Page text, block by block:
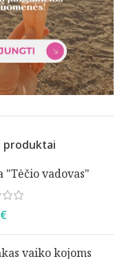
produktai
"Tėčio vadovas"
€
vaiko kojoms